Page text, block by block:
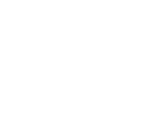
внутрь которого